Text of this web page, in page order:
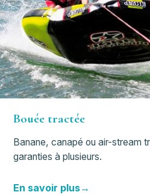
Bouée tractée
Banane, canapé ou air-stream
garanties à plusieurs.
En savoir plus